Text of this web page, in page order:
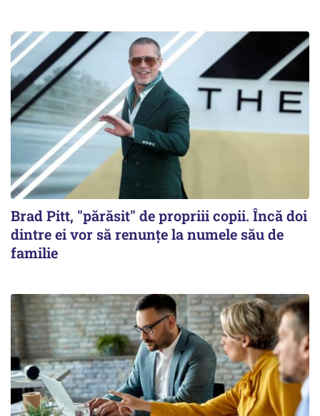
Brad Pitt, "părăsit" de propriii copii. Încă doi
dintre ei vor să renunțe la numele său de
familie